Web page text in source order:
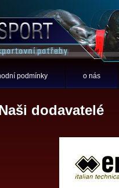
podmínky o nás
dodavatelé